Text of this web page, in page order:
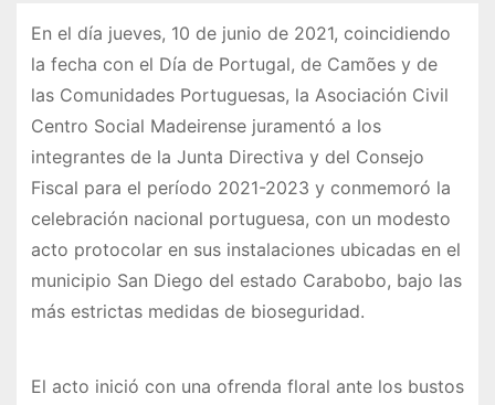
En el día jueves, 10 de junio de 2021, coincidiendo
la fecha con el Día de Portugal, de Camões y de
las Comunidades Portuguesas, la Asociación Civil
Centro Social Madeirense juramentó a los
integrantes de la Junta Directiva y del Consejo
Fiscal para el período 2021-2023 y conmemoró la
celebración nacional portuguesa, con un modesto
acto protocolar en sus instalaciones ubicadas en el
municipio San Diego del estado Carabobo, bajo las
más estrictas medidas de bioseguridad.
El acto inició con una ofrenda floral ante los bustos